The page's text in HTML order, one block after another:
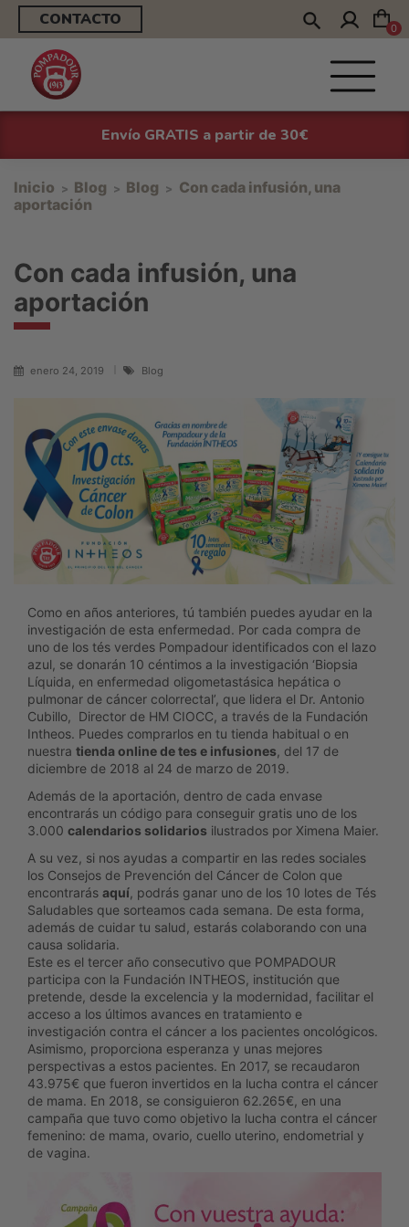
CONTACTO 0
Envío GRATIS a partir de 30€
Inicio Blog Blog
Con cada infusión, una
aportación
Con cada infusión, una
aportación
enero 24, 2019 Blog
Como en años anteriores, tú también puedes ayudar en la
investigación de esta enfermedad. Por cada compra de
uno de los tés verdes Pompadour identificados con el lazo
azul, se donarán 10 céntimos a la investigación ‘Biopsia
Líquida, en enfermedad oligometastásica hepática o
pulmonar de cáncer colorrectal’, que lidera el Dr. Antonio
Cubillo, Director de HM CIOCC, a través de la Fundación
Intheos. Puedes comprarlos en tu tienda habitual o en
nuestra tienda online de tes e infusiones , del 17 de
diciembre de 2018 al 24 de marzo de 2019.
Además de la aportación, dentro de cada envase
encontrarás un código para conseguir gratis uno de los
3.000 calendarios solidarios ilustrados por Ximena Maier.
A su vez, si nos ayudas a compartir en las redes sociales
los Consejos de Prevención del Cáncer de Colon que
encontrarás aquí, podrás ganar uno de los 10 lotes de Tés
Saludables que sorteamos cada semana. De esta forma,
además de cuidar tu salud, estarás colaborando con una
causa solidaria.
Este es el tercer año consecutivo que POMPADOUR
participa con la Fundación INTHEOS, institución que
pretende, desde la excelencia y la modernidad, facilitar el
acceso a los últimos avances en tratamiento e
investigación contra el cáncer a los pacientes oncológicos.
Asimismo, proporciona esperanza y unas mejores
perspectivas a estos pacientes. En 2017, se recaudaron
43.975€ que fueron invertidos en la lucha contra el cáncer
de mama. En 2018, se consiguieron 62.265€, en una
campaña que tuvo como objetivo la lucha contra el cáncer
femenino: de mama, ovario, cuello uterino, endometrial y
de vagina.